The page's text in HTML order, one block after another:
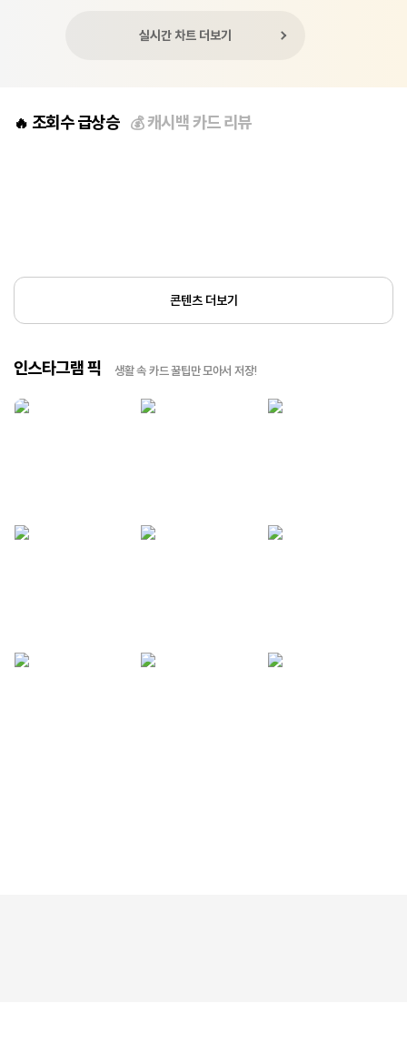
실시간 차트 더보기
🔥 조회수 급상승 💰캐시백 카드 리뷰
콘텐츠 더보기
인스타그램 픽 생활 속 카드 꿀팁만 모아서 저장!